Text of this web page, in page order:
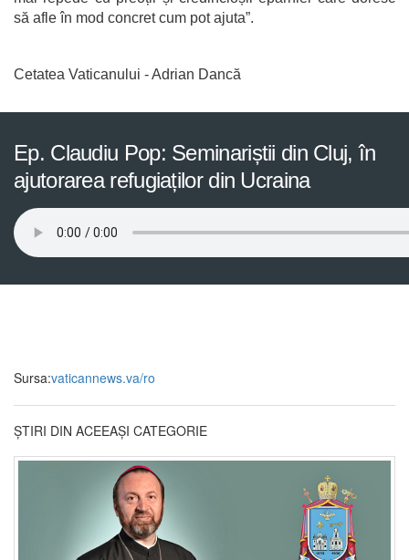
să afle în mod concret cum pot ajuta”.
Cetatea Vaticanului - Adrian Dancă
Ep. Claudiu Pop: Seminariștii din Cluj, în
ajutorarea refugiaților din Ucraina
Sursa:vaticannews.va/ro
ȘTIRI DIN ACEEAȘI CATEGORIE